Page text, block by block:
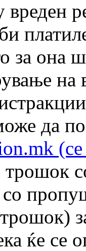
за она
на
да
(се
трошок
ќе се